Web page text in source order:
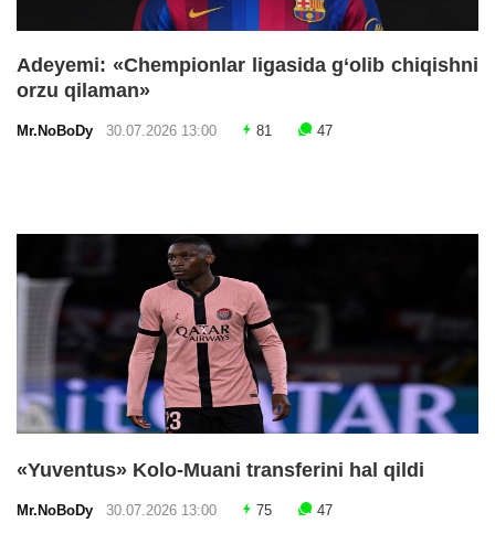
Adeyemi: «Chempionlar ligasida g‘olib chiqishni
orzu qilaman»
Mr.NoBoDy 30.07.2026 13:00 81 47
«Yuventus» Kolo-Muani transferini hal qildi
Mr.NoBoDy 30.07.2026 13:00 75 47